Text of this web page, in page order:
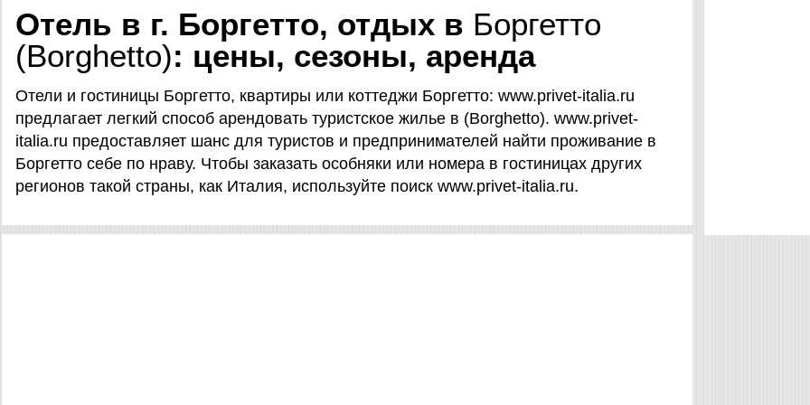
Отель в г. Боргетто, отдых в Боргетто
(Borghetto): цены, сезоны, аренда
Отели и гостиницы Боргетто, квартиры или коттеджи Боргетто: www.privet-italia.ru
предлагает легкий способ арендовать туристское жилье в (Borghetto). www.privet-
italia.ru предоставляет шанс для туристов и предпринимателей найти проживание в
Боргетто себе по нраву. Чтобы заказать особняки или номера в гостиницах других
регионов такой страны, как Италия, используйте поиск www.privet-italia.ru.